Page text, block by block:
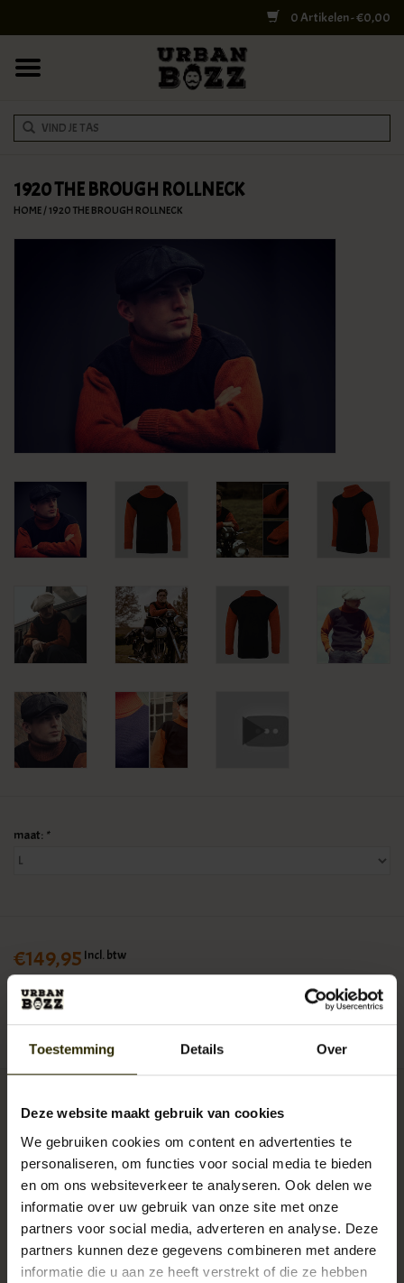
Toestemming Details Over
Deze website maakt gebruik van cookies
We gebruiken cookies om content en advertenties te
personaliseren, om functies voor social media te bieden
en om ons websiteverkeer te analyseren. Ook delen we
informatie over uw gebruik van onze site met onze
partners voor social media, adverteren en analyse. Deze
partners kunnen deze gegevens combineren met andere
informatie die u aan ze heeft verstrekt of die ze hebben
0 Artikelen - €0,00
COLLEGE BAGS
RUGZAKKEN
DOKTERSTASSEN
SPECIALS
SALE
1920 THE BROUGH ROLLNECK
HOME/1920 THE BROUGH ROLLNECK
maat: *
€149,95 Incl. btw
Goede service Unieke collectie Mencave in Breda
zomaar een vintage inspired trui, maar een eerbetoon aan
Brough. Deze succesvolle motorcoureur uit Nottingham lanceerde in
1919 Brough Superior, met superkrachtige en succesvolle motoren. In
navolging hiervan werd deze trui ontworpen, naar origineel 1920’s
design. Met authentieke hoge rolkraag die ook kan worden omgeslagen.
De Stanley Biggs 1920 The Brough Rollneck wordt gekenmerkt door:
Pasvorm: Slim fit